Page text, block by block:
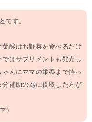
です。
酸はお野菜を食べるだけ
はサプリメントも発売し
んにママの栄養まで持っ
補助の為に摂取した方が
）